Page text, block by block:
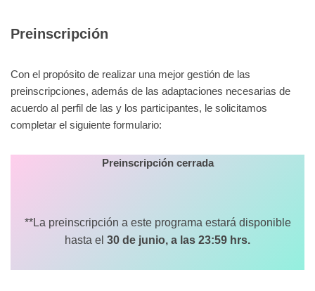
Preinscripción
Con el propósito de realizar una mejor gestión de las
preinscripciones, además de las adaptaciones necesarias de
acuerdo al perfil de las y los participantes, le solicitamos
completar el siguiente formulario:
Preinscripción cerrada
**La preinscripción a este programa estará disponible
hasta el 30 de junio, a las 23:59 hrs.